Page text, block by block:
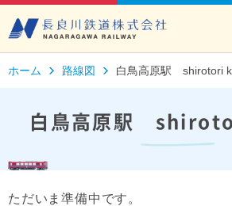
ホーム 路線図 白鳥高原駅 shirotori
白鳥高原駅
ただいま準備中です。